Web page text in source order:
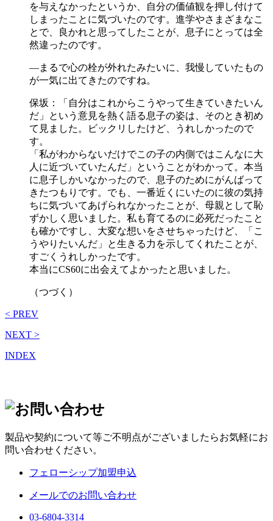
を与えなかったというか、自分の価値観を押し付けて
しまったことに気づいたのです。進学やさまざまなこ
とで、良かれと思ってしたことが、息子にとっては全
然違ったのです。
―まるで心の栓が外れたみたいに、我慢していたもの
が一気に出てきたのですね。
保坂：「自分はこれからこうやって生きていきたいん
だ」という意見を熱く語る息子の姿は、そのとき初め
て見ました。ビックリしたけど、うれしかったので
す。
「私がわからないだけでこの子の内側ではこんなに大
人に近づいていたんだ」ということがわかって。本当
に息子しかいなかったので、息子のためにがんばって
きたつもりです。でも、一番近くにいたのに彼の気持
ちに気づいてあげられなかったことが、母親として恥
ずかしく思いました。私も育てるのに必死だったこと
も確かですし、大変な想いをさせちゃったけど、「こ
うやりたいんだ」と生きる力を示してくれたことが、
すごくうれしかったです。
本当にCS60に出会えてよかったと思いました。
（つづく）
< PREV
NEXT >
INDEX
製品や契約について等ご不明点がございましたらお気軽にお
問い合わせください。
フェローシップ加盟申込
メールでのお問い合わせ
03-6804-3314